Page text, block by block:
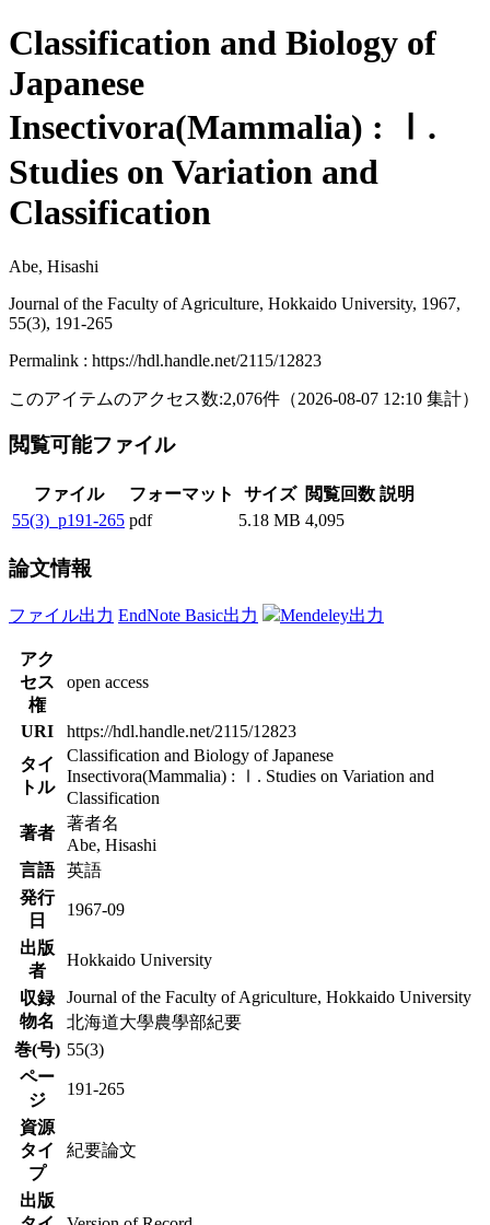
Classification and Biology of
Japanese
Insectivora(Mammalia) : Ⅰ.
Studies on Variation and
Classification
Abe, Hisashi
Journal of the Faculty of Agriculture, Hokkaido University, 1967,
55(3), 191-265
Permalink : https://hdl.handle.net/2115/12823
このアイテムのアクセス数:2,076件 （2026-08-07 12:10 集計）
閲覧可能ファイル
ファイル フォーマット サイズ 閲覧回数 説明
55(3)_p191-265 pdf 5.18 MB 4,095
論文情報
ファイル出力 EndNote Basic出力 Mendeley出力
アク
セス
権
open access
URI
https://hdl.handle.net/2115/12823
タイ
トル
Classification and Biology of Japanese
Insectivora(Mammalia) : Ⅰ. Studies on Variation and
Classification
著者
著者名
Abe, Hisashi
言語
英語
発行
日
1967-09
出版
者
Hokkaido University
収録
物名
Journal of the Faculty of Agriculture, Hokkaido University
北海道大學農學部紀要
巻(号) 55(3)
ペー
ジ
191-265
資源
タイ
プ
紀要論文
出版